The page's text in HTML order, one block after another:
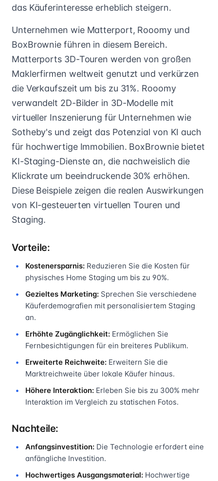
das Käuferinteresse erheblich steigern.
Unternehmen wie Matterport, Rooomy und
BoxBrownie führen in diesem Bereich.
Matterports 3D-Touren werden von großen
Maklerfirmen weltweit genutzt und verkürzen
die Verkaufszeit um bis zu 31%. Rooomy
verwandelt 2D-Bilder in 3D-Modelle mit
virtueller Inszenierung für Unternehmen wie
Sotheby's und zeigt das Potenzial von KI auch
für hochwertige Immobilien. BoxBrownie bietet
KI-Staging-Dienste an, die nachweislich die
Klickrate um beeindruckende 30% erhöhen.
Diese Beispiele zeigen die realen Auswirkungen
von KI-gesteuerten virtuellen Touren und
Staging.
Vorteile:
Kostenersparnis: Reduzieren Sie die Kosten für
physisches Home Staging um bis zu 90%.
Gezieltes Marketing: Sprechen Sie verschiedene
Käuferdemografien mit personalisiertem Staging
an.
Erhöhte Zugänglichkeit: Ermöglichen Sie
Fernbesichtigungen für ein breiteres Publikum.
Erweiterte Reichweite: Erweitern Sie die
Marktreichweite über lokale Käufer hinaus.
Höhere Interaktion: Erleben Sie bis zu 300% mehr
Interaktion im Vergleich zu statischen Fotos.
Nachteile:
Anfangsinvestition: Die Technologie erfordert eine
anfängliche Investition.
Hochwertiges Ausgangsmaterial: Hochwertige